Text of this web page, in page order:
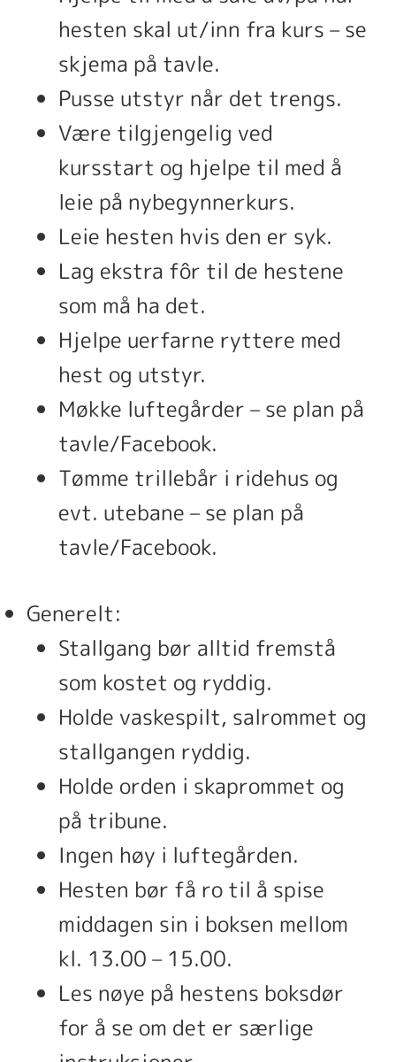
hesten skal ut/inn fra kurs – se
skjema på tavle.
Pusse utstyr når det trengs.
Være tilgjengelig ved
kursstart og hjelpe til med å
leie på nybegynnerkurs.
Leie hesten hvis den er syk.
Lag ekstra fôr til de hestene
som må ha det.
Hjelpe uerfarne ryttere med
hest og utstyr.
Møkke luftegårder – se plan på
tavle/Facebook.
Tømme trillebår i ridehus og
evt. utebane – se plan på
tavle/Facebook.
Generelt:
Stallgang bør alltid fremstå
som kostet og ryddig.
Holde vaskespilt, salrommet og
stallgangen ryddig.
Holde orden i skaprommet og
på tribune.
Ingen høy i luftegården.
Hesten bør få ro til å spise
middagen sin i boksen mellom
kl. 13.00 – 15.00.
Les nøye på hestens boksdør
for å se om det er særlige